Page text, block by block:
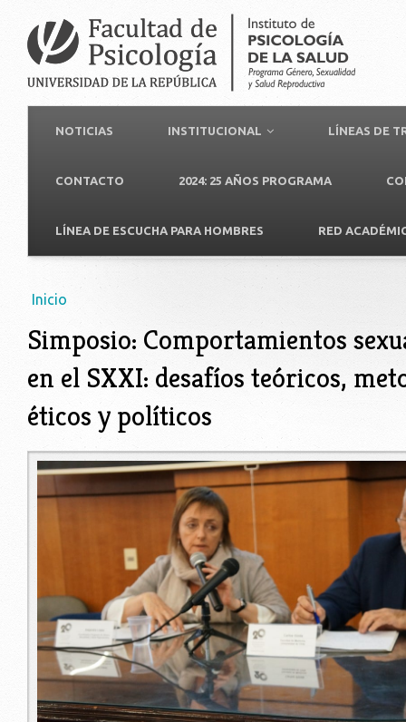
NOTICIAS INSTITUCIONAL LÍNEAS DE
CONTACTO 2024: 25 AÑOS PROGRAMA
LÍNEA DE ESCUCHA PARA HOMBRES RED
Usted está aquí
Inicio
Simposio: Comportamientos
en el SXXI: desafíos teóricos,
éticos y políticos
sim1.jpg